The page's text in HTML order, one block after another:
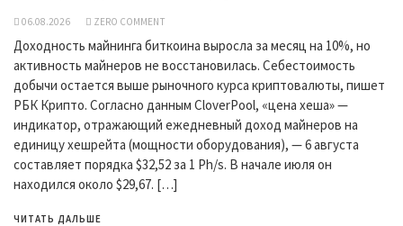
06.08.2026 ZERO COMMENT
Доходность майнинга биткоина выросла за месяц на 10%, но
активность майнеров не восстановилась. Себестоимость
добычи остается выше рыночного курса криптовалюты, пишет
РБК Крипто. Согласно данным CloverPool, «цена хеша» —
индикатор, отражающий ежедневный доход майнеров на
единицу хешрейта (мощности оборудования), — 6 августа
составляет порядка $32,52 за 1 Ph/s. В начале июля он
находился около $29,67. […]
ЧИТАТЬ ДАЛЬШЕ